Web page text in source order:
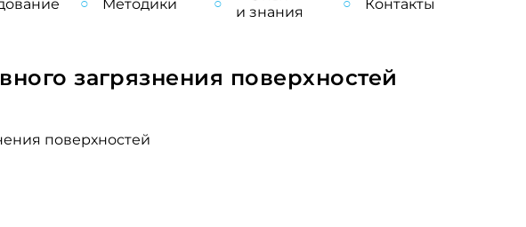
Методики
и знания
Контакты
загрязнения поверхностей
поверхностей